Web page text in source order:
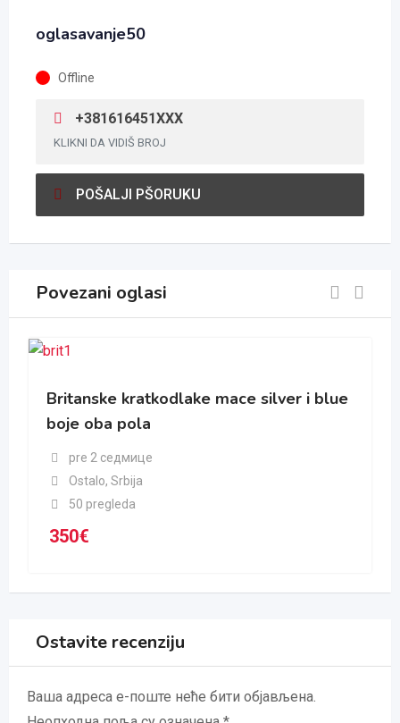
oglasavanje50
Offline
+381616451XXX
KLIKNI DA VIDIŠ BROJ
POŠALJI PŠORUKU
Povezani oglasi
Britanske kratkodlake mace silver i blue
boje oba pola
pre 2 седмице
Ostalo, Srbija
50 pregleda
350€
Ostavite recenziju
Ваша адреса е-поште неће бити објављена.